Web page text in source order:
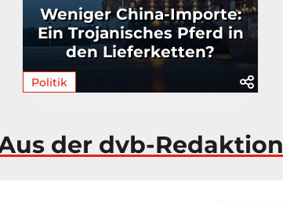
Weniger China-Importe:
Ein Trojanisches Pferd in
den Lieferketten?
Politik
der dvb-Redaktion